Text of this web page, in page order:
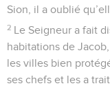
Sion, il a oublié
2 Le Seigneur a fait
habitations de
les villes bien
ses chefs et les a